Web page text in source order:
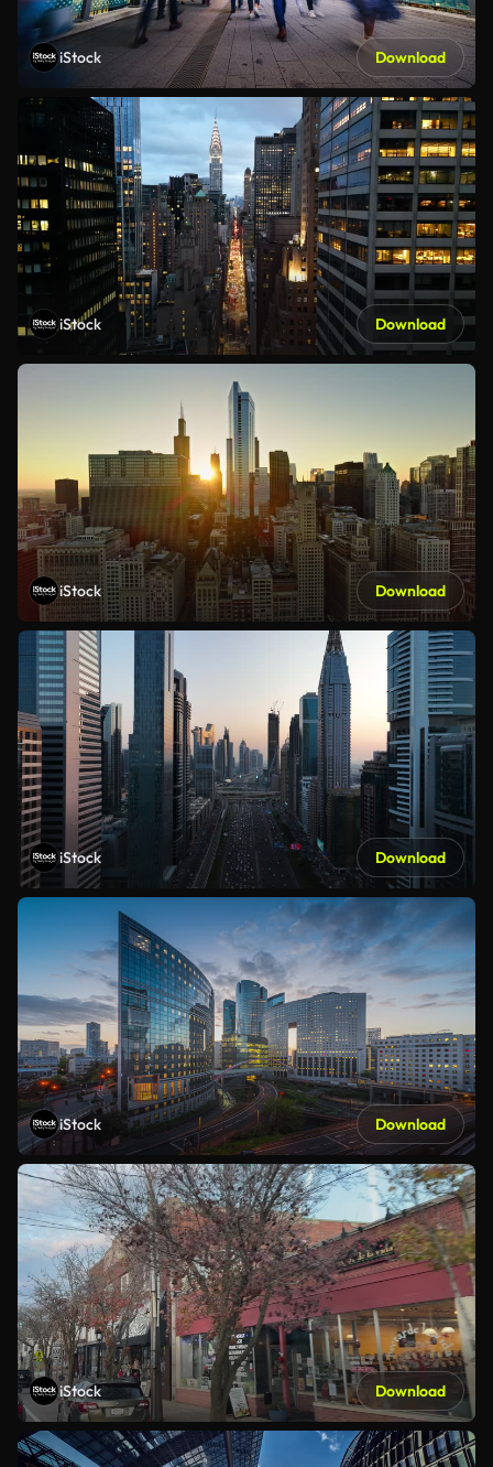
iStock Download
iStock Download
iStock Download
iStock Download
iStock Download
iStock Download